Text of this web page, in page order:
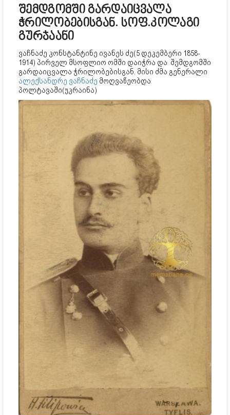
შემდგომში გარდაიცვალა
ჭრილობებისგან. სოფ.კოლაგი
გურჯაანი
ვაჩნაძე კონსტანტინე ივანეს ძე(5 დეკემბერი 1858-
1914) პირველ მსოფლიო ომში დაიჭრა და შემდგომში
გარდაიცვალა ჭრილობებისგან. მისი ძმა გენერალი
ალექსანდრე ვაჩნაძე მოღვაწეობდა
პოლტავაში(უკრაინა)